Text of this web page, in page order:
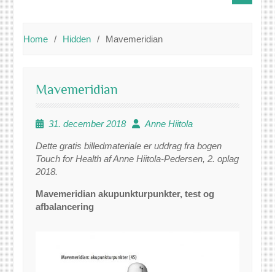
Home Hidden Mavemeridian
Mavemeridian
31. december 2018 Anne Hiitola
Dette gratis billedmateriale er uddrag fra bogen
Touch for Health af Anne Hiitola-Pedersen, 2. oplag
2018.
Mavemeridian akupunkturpunkter, test og
afbalancering